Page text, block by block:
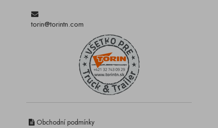
torin@torintn.com
Obchodní podmínky